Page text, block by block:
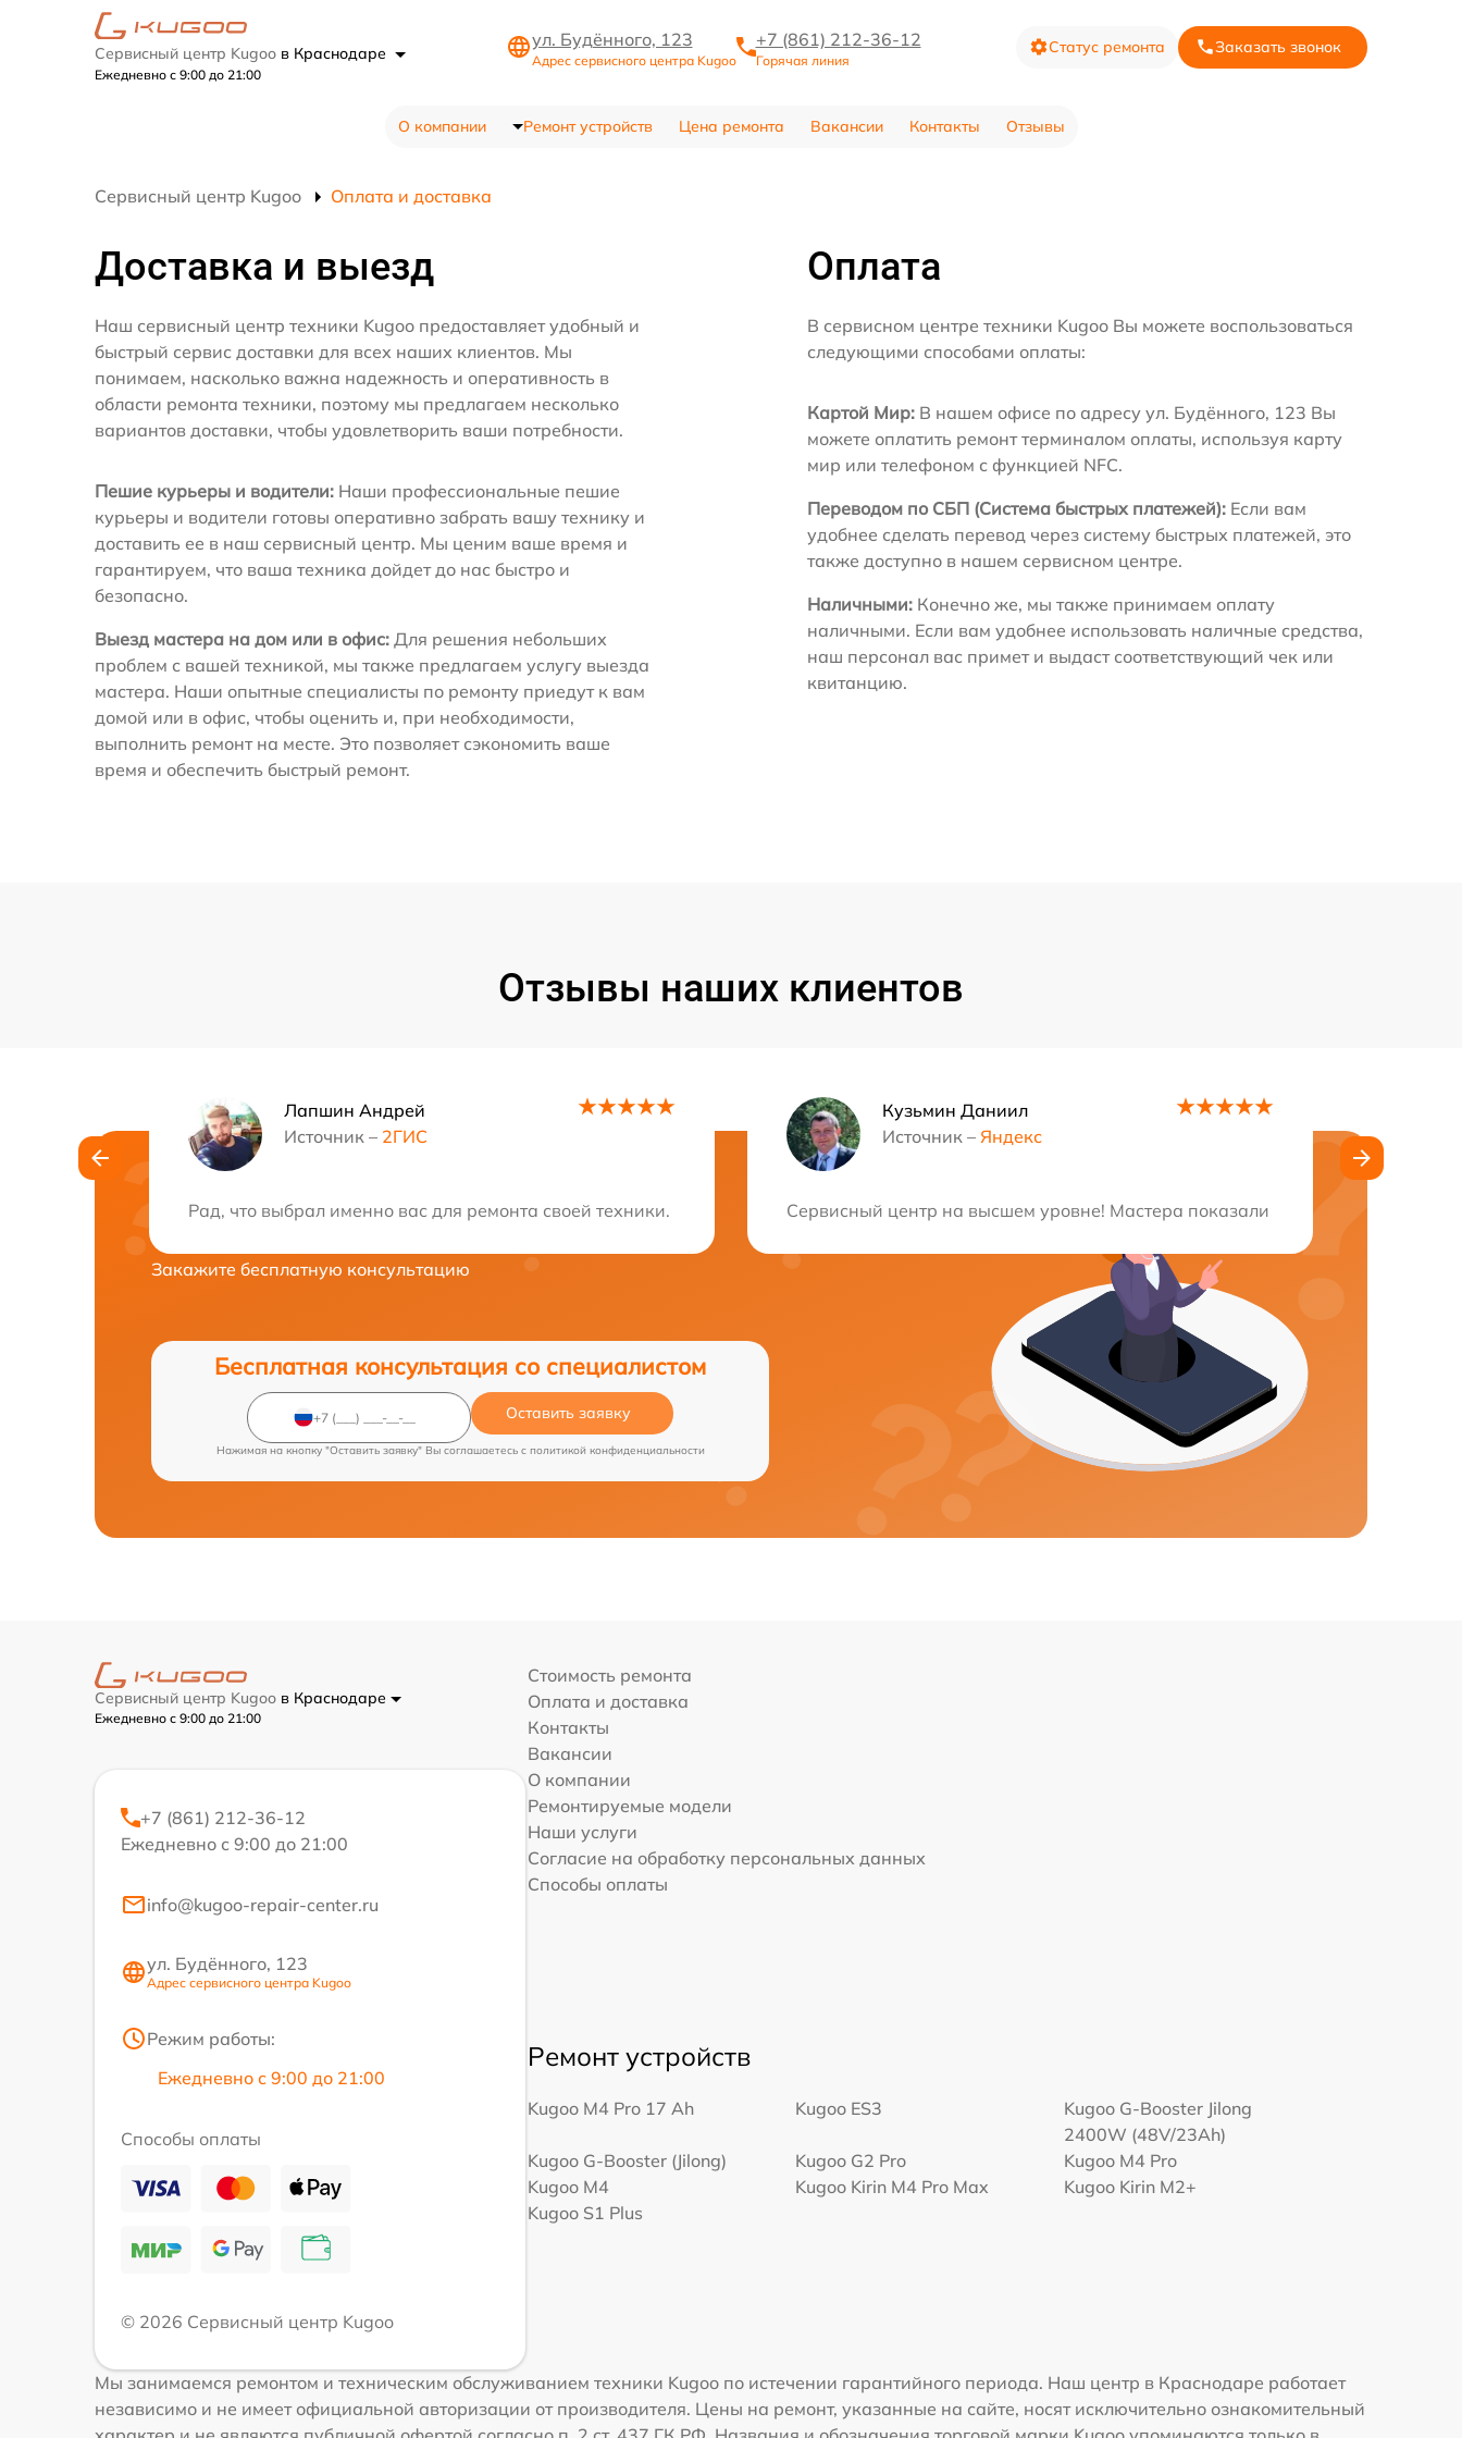
Сервисный центр Kugoo в Краснодаре
Ежедневно с 9:00 до 21:00
ул. Будённого, 123
Адрес сервисного центра Kugoo
+7 (861) 212-36-12
Горячая линия
Статус ремонта Заказать звонок
О компании Ремонт устройств Цена ремонта Вакансии Контакты Отзывы
Сервисный центр Kugoo Оплата и доставка
Доставка и выезд
Наш сервисный центр техники Kugoo предоставляет удобный и
быстрый сервис доставки для всех наших клиентов. Мы
понимаем, насколько важна надежность и оперативность в
области ремонта техники, поэтому мы предлагаем несколько
вариантов доставки, чтобы удовлетворить ваши потребности.
Пешие курьеры и водители: Наши профессиональные пешие
курьеры и водители готовы оперативно забрать вашу технику и
доставить ее в наш сервисный центр. Мы ценим ваше время и
гарантируем, что ваша техника дойдет до нас быстро и
безопасно.
Выезд мастера на дом или в офис: Для решения небольших
проблем с вашей техникой, мы также предлагаем услугу выезда
мастера. Наши опытные специалисты по ремонту приедут к вам
домой или в офис, чтобы оценить и, при необходимости,
выполнить ремонт на месте. Это позволяет сэкономить ваше
время и обеспечить быстрый ремонт.
Оплата
В сервисном центре техники Kugoo Вы можете воспользоваться
следующими способами оплаты:
Картой Мир: В нашем офисе по адресу ул. Будённого, 123 Вы
можете оплатить ремонт терминалом оплаты, используя карту
мир или телефоном с функцией NFC.
Переводом по СБП (Система быстрых платежей): Если вам
удобнее сделать перевод через систему быстрых платежей, это
также доступно в нашем сервисном центре.
Наличными: Конечно же, мы также принимаем оплату
наличными. Если вам удобнее использовать наличные средства,
наш персонал вас примет и выдаст соответствующий чек или
квитанцию.
Отзывы наших клиентов
Лапшин Андрей
Источник – 2ГИС
Рад, что выбрал именно вас для ремонта своей техники. Сервис просто СУПЕР! Спасибо за отличную работу, остался доволен на все 100!
Кузьмин Даниил
Источник – Яндекс
Сервисный центр на высшем уровне! Мастера показали высокий
Нужна консультация?
Закажите бесплатную консультацию
Бесплатная консультация со специалистом
Оставить заявку
Нажимая на кнопку "Оставить заявку" Вы соглашаетесь c политикой конфиденциальности
Сервисный центр Kugoo в Краснодаре
Ежедневно с 9:00 до 21:00
+7 (861) 212-36-12
Ежедневно с 9:00 до 21:00
info@kugoo-repair-center.ru
ул. Будённого, 123
Адрес сервисного центра Kugoo
Режим работы:
Ежедневно с 9:00 до 21:00
Способы оплаты
© 2026 Сервисный центр Kugoo
Стоимость ремонта
Оплата и доставка
Контакты
Вакансии
О компании
Ремонтируемые модели
Наши услуги
Согласие на обработку персональных данных
Способы оплаты
Ремонт устройств
Kugoo M4 Pro 17 Ah Kugoo ES3
Kugoo G-Booster Jilong
2400W (48V/23Ah)
Kugoo G-Booster (Jilong)
Kugoo G2 Pro
Kugoo M4 Pro
Kugoo M4
Kugoo Kirin M4 Pro Max
Kugoo Kirin M2+
Kugoo S1 Plus
Мы занимаемся ремонтом и техническим обслуживанием техники Kugoo по истечении гарантийного периода. Наш центр в Краснодаре работает
независимо и не имеет официальной авторизации от производителя. Цены на ремонт, указанные на сайте, носят исключительно ознакомительный